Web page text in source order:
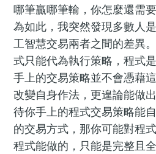
哪筆贏哪筆輸，你怎麼還需
為如此，我突然發現多數人
工智慧交易兩者之間的差異
式只能代為執行策略，程式
手上的交易策略並不會憑藉
改變自身作法，更遑論能做
待你手上的程式交易策略能
的交易方式，那你可能對程
程式能做的，只能是完整且